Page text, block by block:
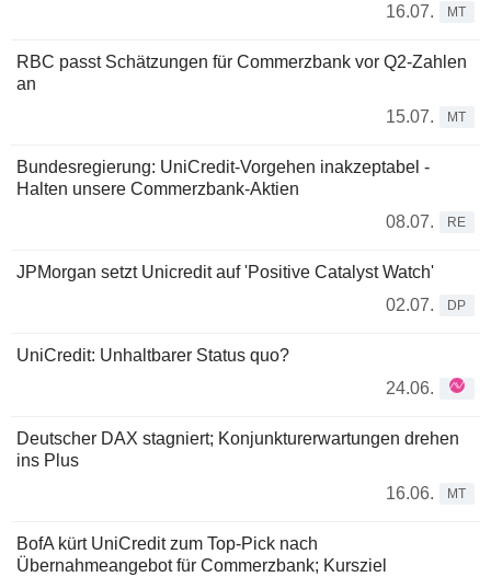
16.07. MT
RBC passt Schätzungen für Commerzbank vor Q2-Zahlen
an
15.07.
MT
Bundesregierung: UniCredit-Vorgehen inakzeptabel -
Halten unsere Commerzbank-Aktien
08.07.
RE
JPMorgan setzt Unicredit auf 'Positive Catalyst Watch'
02.07.
DP
UniCredit: Unhaltbarer Status quo?
24.06.
Deutscher DAX stagniert; Konjunkturerwartungen drehen
ins Plus
16.06.
MT
BofA kürt UniCredit zum Top-Pick nach
Übernahmeangebot für Commerzbank; Kursziel